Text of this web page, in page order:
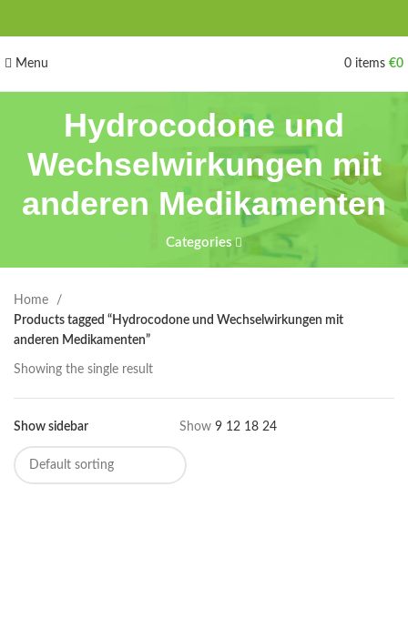
Menu 0 items €0
Hydrocodone und
Wechselwirkungen mit
anderen Medikamenten
Categories
Home
Products tagged “Hydrocodone und Wechselwirkungen mit
anderen Medikamenten”
Showing the single result
Show sidebar Show 9 12 18 24